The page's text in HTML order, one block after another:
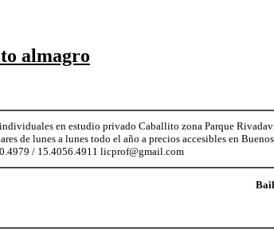
almagro
en estudio privado Caballito zona Parque
de lunes a lunes todo el año a precios accesibles en
/ 15.4056.4911 licprof@gmail.com